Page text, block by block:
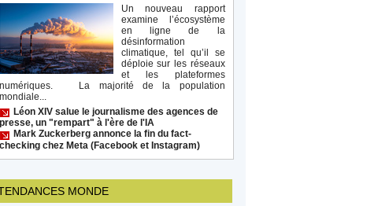
Un nouveau rapport
examine l’écosystème
en ligne de la
désinformation
climatique, tel qu’il se
déploie sur les réseaux
et les plateformes
numériques. La majorité de la population
mondiale...
Léon XIV salue le journalisme des agences de
presse, un "rempart" à l'ère de l'IA
Mark Zuckerberg annonce la fin du fact-
checking chez Meta (Facebook et Instagram)
MONDE